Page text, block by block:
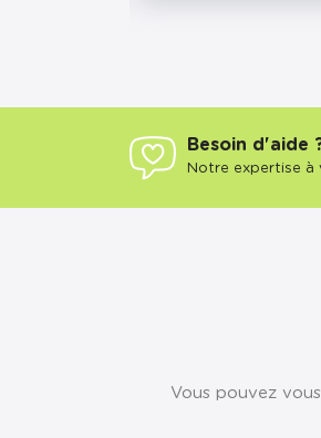
Besoin d'aide
Notre expertise à
Vous pouvez